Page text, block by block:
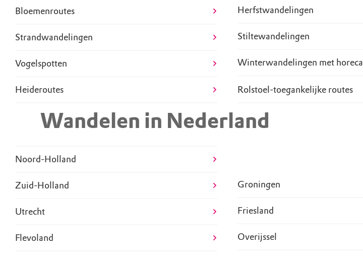
Bloemenroutes
Strandwandelingen
Vogelspotten
Herfstwandelingen
Stiltewandelingen
Winterwandelingen met horeca
Wandelen in Nederland
Noord-Holland
Zuid-Holland
Utrecht
Flevoland
Groningen
Friesland
Overijssel